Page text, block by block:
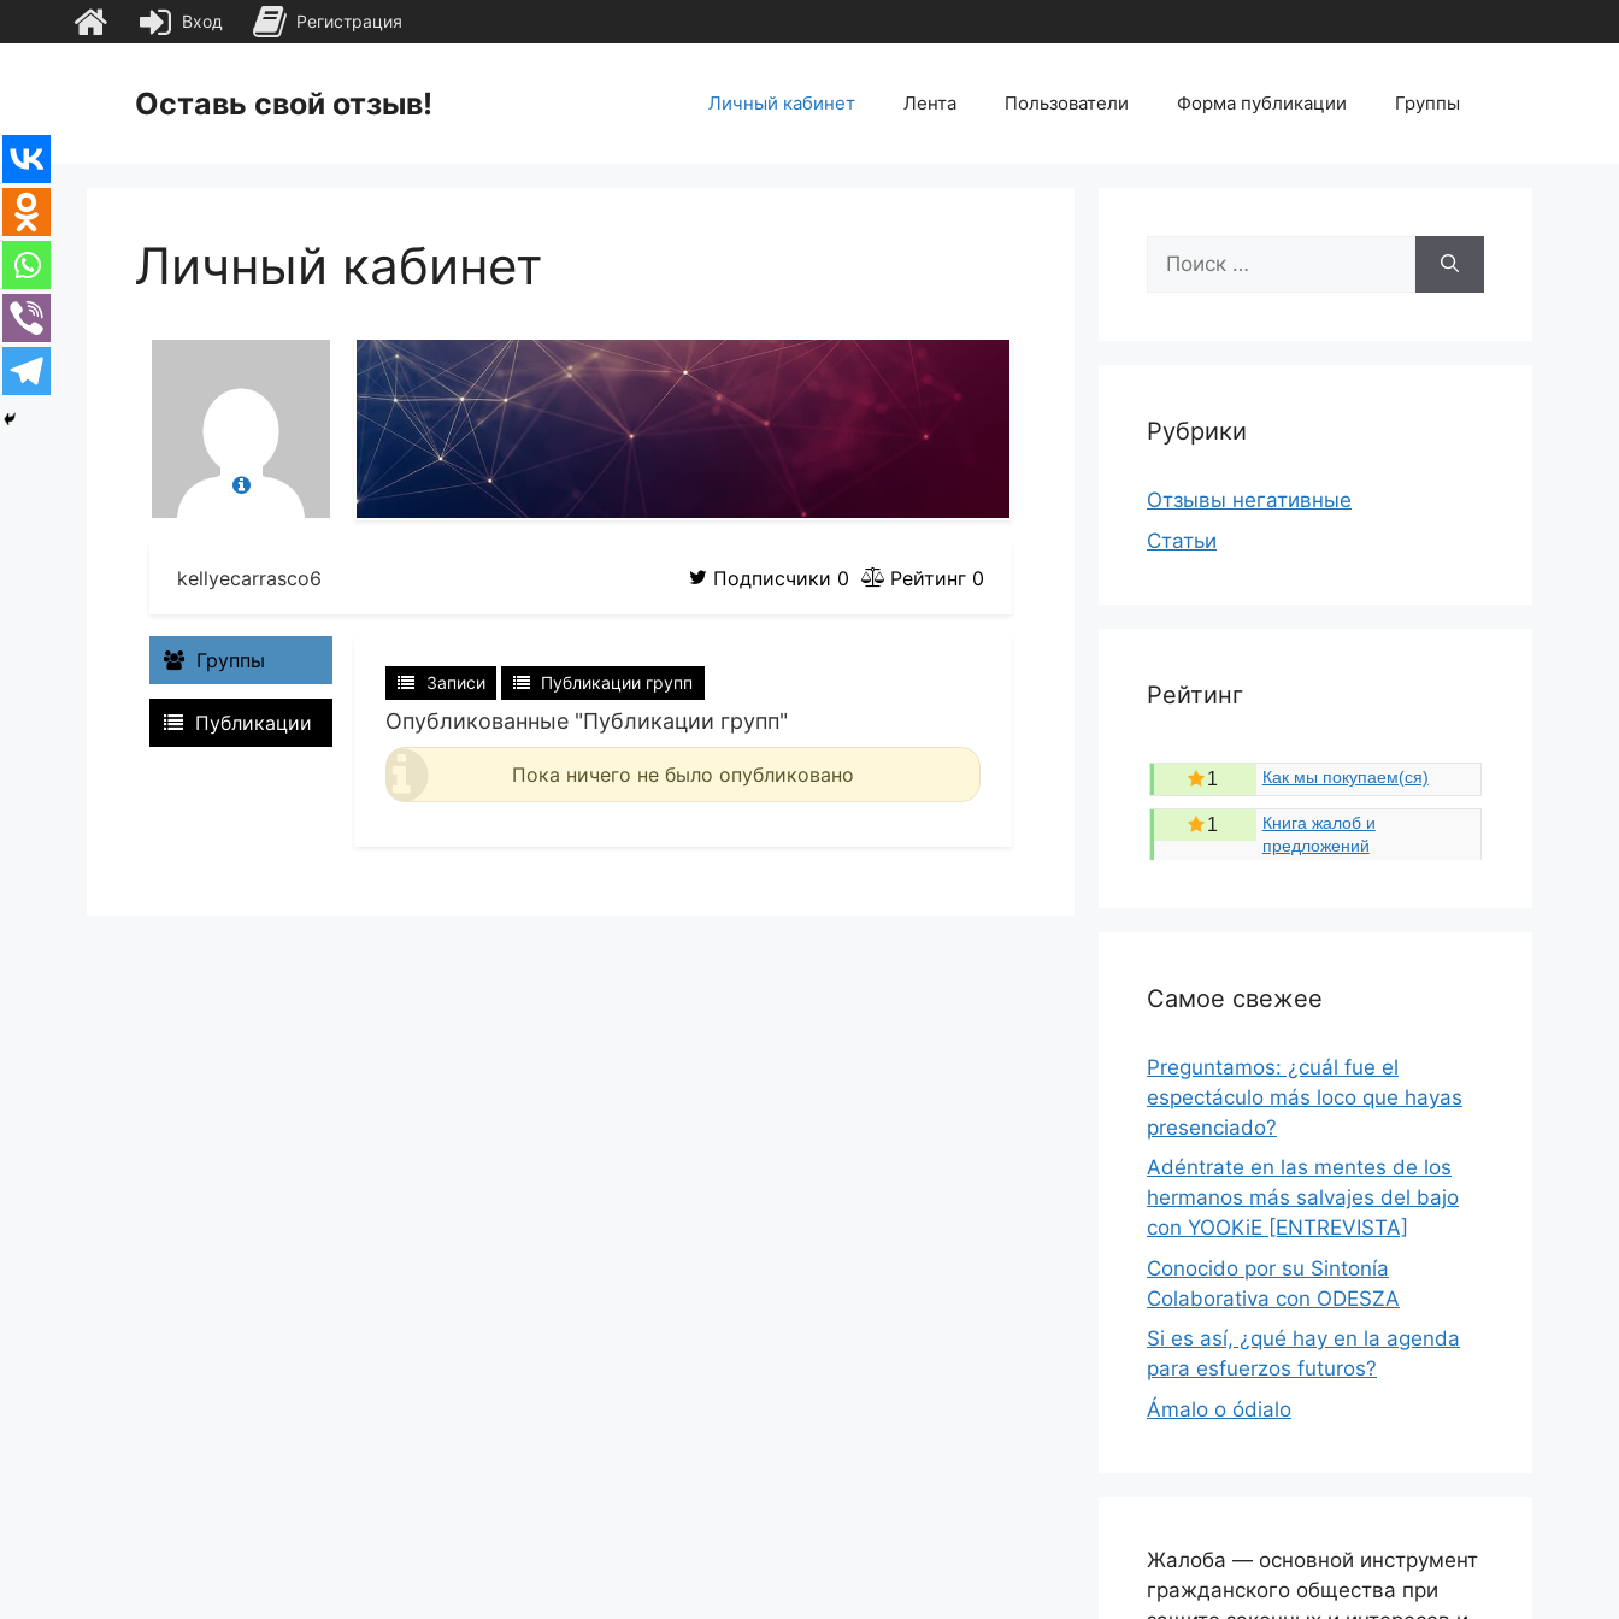
содержимомуОставь свой отзыв! Личный кабинет Лента Пользователи Форма публикации Группы
Личный кабинет
kellyecarrasco6 Подписчики 0 Рейтинг 0
Группы
Публикации
Записи Публикации групп
Опубликованные "Публикации групп"
Пока ничего не было опубликовано
Поиск:
Рубрики
Отзывы негативные
Статьи
Рейтинг
1 Как мы покупаем(ся)
1
Книга жалоб и
предложений
Самое свежее
Preguntamos: ¿cuál fue el
espectáculo más loco que hayas
presenciado?
Adéntrate en las mentes de los
hermanos más salvajes del bajo
con YOOKiE [ENTREVISTA]
Conocido por su Sintonía
Colaborativa con ODESZA
Si es así, ¿qué hay en la agenda
para esfuerzos futuros?
Ámalo o ódialo
Жалоба — основной инструмент
гражданского общества при
Вход Регистрация